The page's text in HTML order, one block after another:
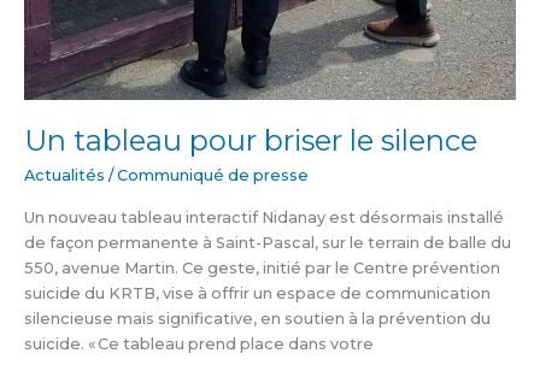
Un tableau pour briser le silence
Actualités /Communiqué de presse
Un nouveau tableau interactif Nidanay est désormais installé
de façon permanente à Saint-Pascal, sur le terrain de balle du
550, avenue Martin. Ce geste, initié par le Centre prévention
suicide du KRTB, vise à offrir un espace de communication
silencieuse mais significative, en soutien à la prévention du
suicide. « Ce tableau prend place dans votre